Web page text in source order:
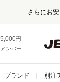
さらにお
5,000円以上お買い上
メンバー登録でお得な
ブランド 別注